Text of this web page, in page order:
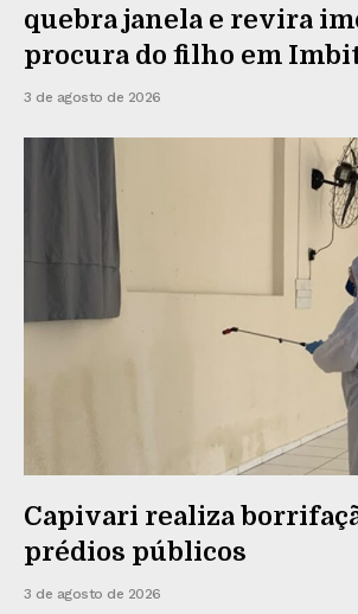
quebra janela e revira
procura do filho em
3 de agosto de 2026
Capivari realiza
prédios públicos
3 de agosto de 2026